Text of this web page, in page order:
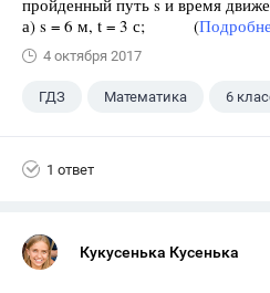
пройденный путь s и время
а) s = 6 м, t = 3 с; (
4 октября 2017
ГДЗ Математика 6
1 ответ
Кукусенька Кусенька